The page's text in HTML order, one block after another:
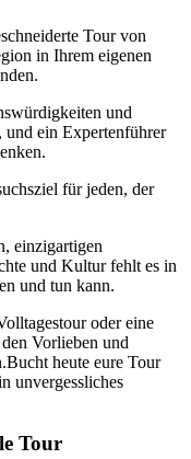
Tour von
in Ihrem eigenen
und
und ein Expertenführer
für jeden, der
einzigartigen
und Kultur fehlt es in
und tun kann.
oder eine
Vorlieben und
heute eure Tour
unvergessliches
Tour